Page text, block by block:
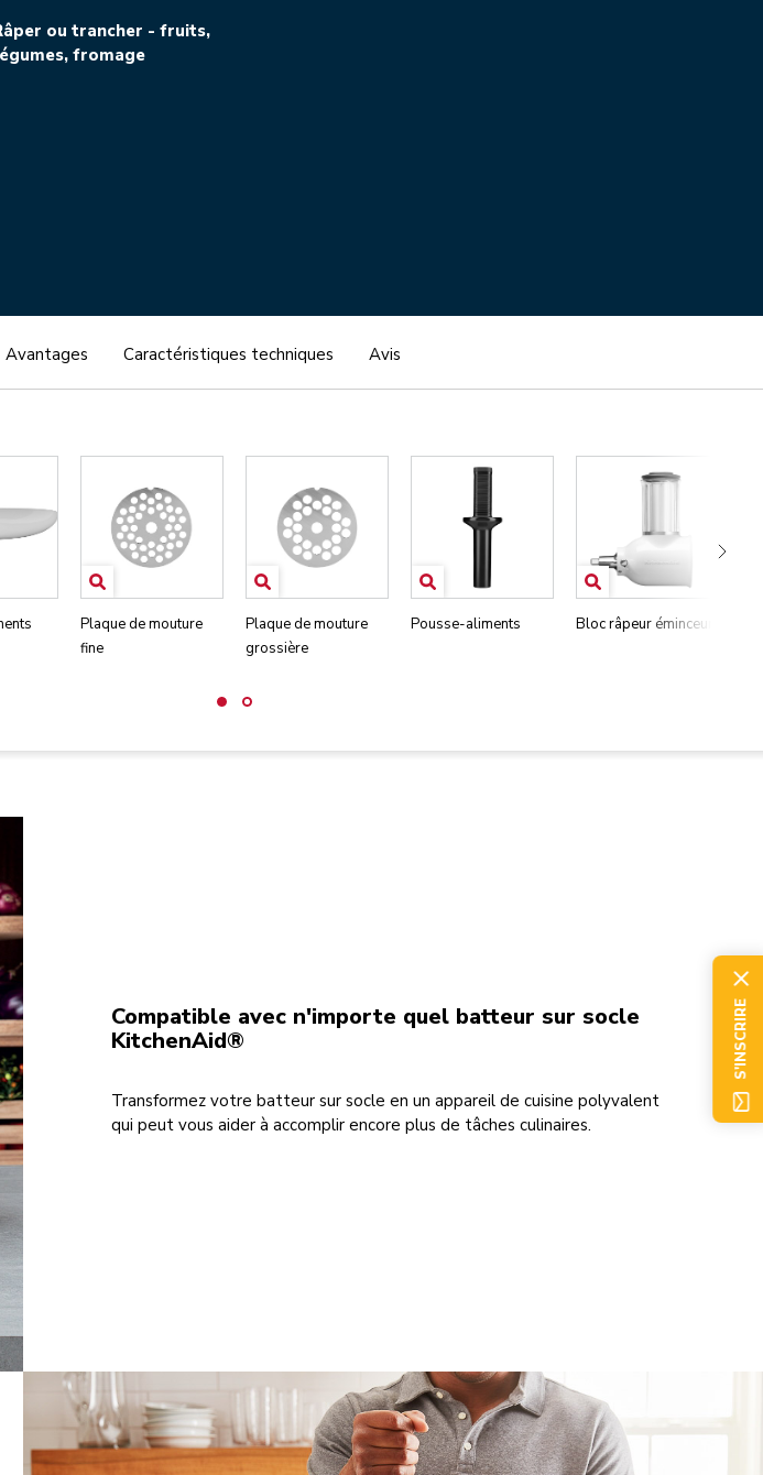
ou trancher - fruits,
fromage
Avantages Caractéristiques techniques Avis
Plaque de mouture
fine
Plaque de mouture
grossière
Pousse-aliments Bloc râpeur éminceur
Compatible avec n'importe quel batteur sur socle
KitchenAid®
Transformez votre batteur sur socle en un appareil de cuisine polyvalent
qui peut vous aider à accomplir encore plus de tâches culinaires.
S'INSCRIRE